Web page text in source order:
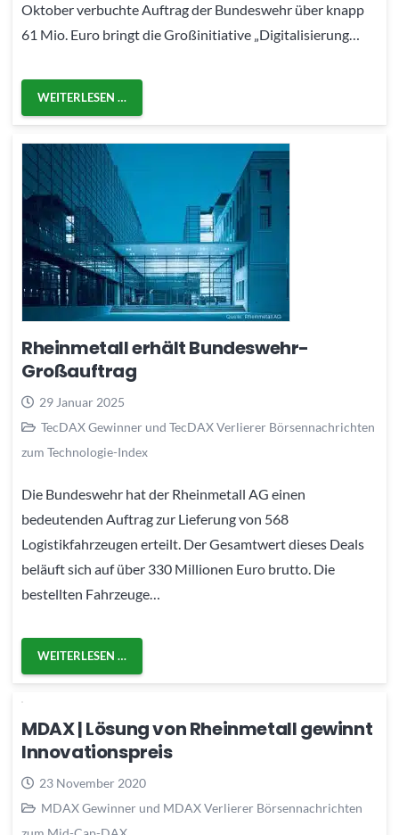
Oktober verbuchte Auftrag der Bundeswehr über knapp
61 Mio. Euro bringt die Großinitiative „Digitalisierung…
WEITERLESEN …
Rheinmetall erhält Bundeswehr-
Großauftrag
29 Januar 2025
TecDAX Gewinner und TecDAX Verlierer Börsennachrichten
zum Technologie-Index
Die Bundeswehr hat der Rheinmetall AG einen
bedeutenden Auftrag zur Lieferung von 568
Logistikfahrzeugen erteilt. Der Gesamtwert dieses Deals
beläuft sich auf über 330 Millionen Euro brutto. Die
bestellten Fahrzeuge…
WEITERLESEN …
MDAX | Lösung von Rheinmetall gewinnt
Innovationspreis
23 November 2020
MDAX Gewinner und MDAX Verlierer Börsennachrichten